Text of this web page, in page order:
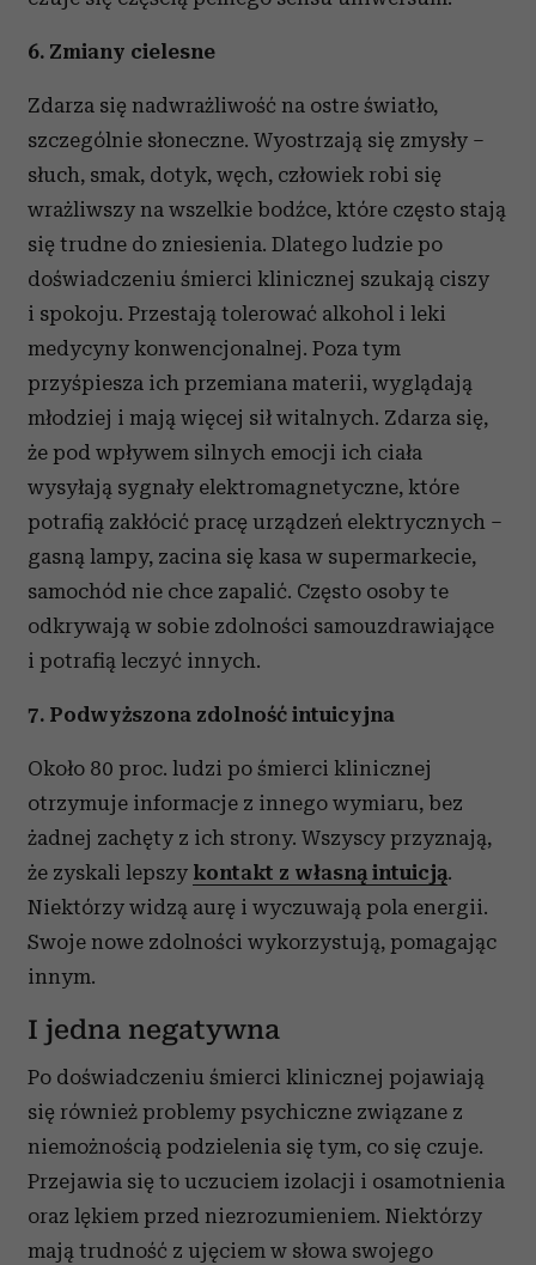
6. Zmiany cielesne
Zdarza się nadwrażliwość na ostre światło,
szczególnie słoneczne. Wyostrzają się zmysły –
słuch, smak, dotyk, węch, człowiek robi się
wrażliwszy na wszelkie bodźce, które często stają
się trudne do zniesienia. Dlatego ludzie po
doświadczeniu śmierci klinicznej szukają ciszy
i spokoju. Przestają tolerować alkohol i leki
medycyny konwencjonalnej. Poza tym
przyśpiesza ich przemiana materii, wyglądają
młodziej i mają więcej sił witalnych. Zdarza się,
że pod wpływem silnych emocji ich ciała
wysyłają sygnały elektromagnetyczne, które
potrafią zakłócić pracę urządzeń elektrycznych –
gasną lampy, zacina się kasa w supermarkecie,
samochód nie chce zapalić. Często osoby te
odkrywają w sobie zdolności samouzdrawiające
i potrafią leczyć innych.
7. Podwyższona zdolność intuicyjna
Około 80 proc. ludzi po śmierci klinicznej
otrzymuje informacje z innego wymiaru, bez
żadnej zachęty z ich strony. Wszyscy przyznają,
że zyskali lepszy kontakt z własną intuicją.
Niektórzy widzą aurę i wyczuwają pola energii.
Swoje nowe zdolności wykorzystują, pomagając
innym.
I jedna negatywna
Po doświadczeniu śmierci klinicznej pojawiają
się również problemy psychiczne związane z
niemożnością podzielenia się tym, co się czuje.
Przejawia się to uczuciem izolacji i osamotnienia
oraz lękiem przed niezrozumieniem. Niektórzy
mają trudność z ujęciem w słowa swojego